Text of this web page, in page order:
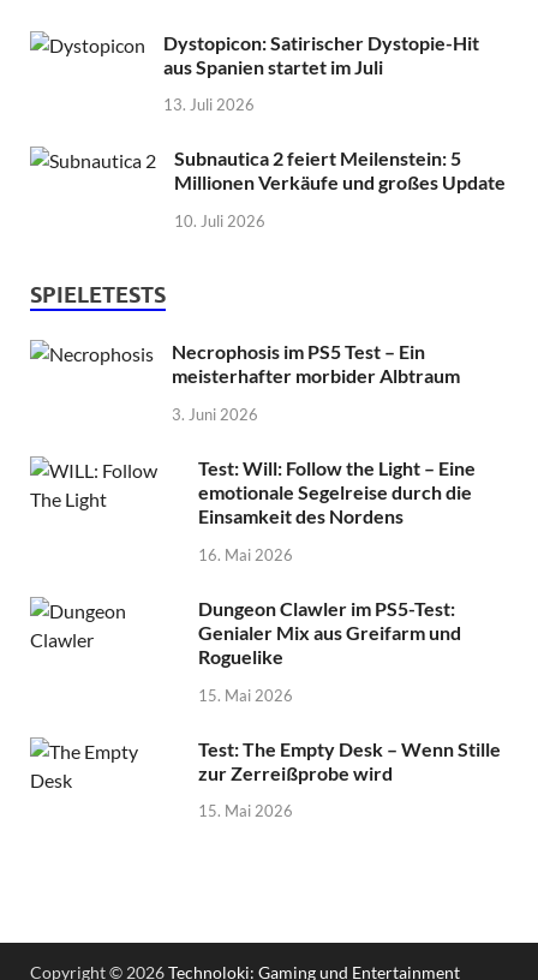
Dystopicon: Satirischer Dystopie-Hit
aus Spanien startet im Juli
13. Juli 2026
Subnautica 2 feiert Meilenstein: 5
Millionen Verkäufe und großes Update
10. Juli 2026
SPIELETESTS
Necrophosis im PS5 Test – Ein
meisterhafter morbider Albtraum
3. Juni 2026
Test: Will: Follow the Light – Eine
emotionale Segelreise durch die
Einsamkeit des Nordens
16. Mai 2026
Dungeon Clawler im PS5-Test:
Genialer Mix aus Greifarm und
Roguelike
15. Mai 2026
Test: The Empty Desk – Wenn Stille
zur Zerreißprobe wird
15. Mai 2026
Copyright © 2026Technoloki: Gaming und Entertainment